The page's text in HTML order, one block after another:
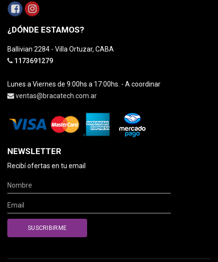
¿DÓNDE ESTAMOS?
Ballivian 2284 - Villa Ortuzar, CABA
1173691279
Lunes a Viernes de 9:00hs a 17:00hs. - A coordinar
ventas@bracatech.com.ar
NEWSLETTER
Recibí ofertas en tu email